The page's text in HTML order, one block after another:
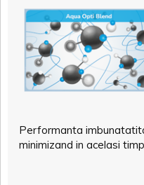
Performanta
minimizand in acelasi